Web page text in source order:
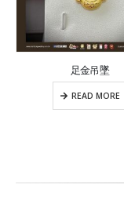
足金吊墜
READ MORE